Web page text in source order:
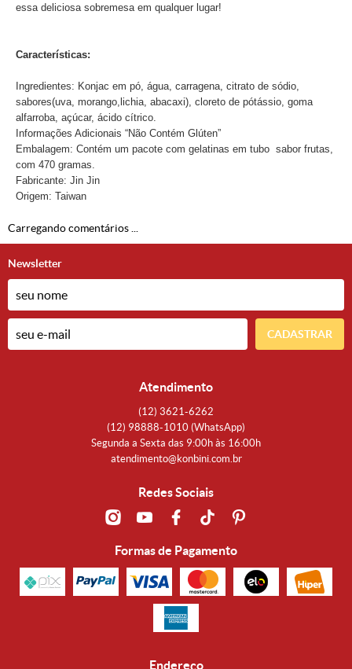
essa deliciosa sobremesa em qualquer lugar!
Características:
Ingredientes: Konjac em pó, água, carragena, citrato de sódio,
sabores(uva, morango,lichia, abacaxi), cloreto de pótássio, goma
alfarroba, açúcar, ácido cítrico.
Informações Adicionais “Não Contém Glúten”
Embalagem: Contém um pacote com gelatinas em tubo sabor frutas,
com 470 gramas.
Fabricante: Jin Jin
Origem: Taiwan
Carregando comentários ...
Newsletter
CADASTRAR
Atendimento
(12) 3621-6262
(12) 98888-1010 (WhatsApp)
Segunda a Sexta das 9:00h às 16:00h
atendimento@konbini.com.br
Redes Sociais
Formas de Pagamento
Endereço